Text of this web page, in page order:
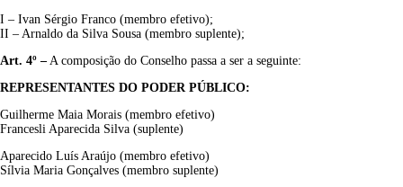
I – Ivan Sérgio Franco (membro efetivo);
II – Arnaldo da Silva Sousa (membro suplente);
Art. 4º – A composição do Conselho passa a ser a seguinte:
REPRESENTANTES DO PODER PÚBLICO:
Guilherme Maia Morais (membro efetivo)
Francesli Aparecida Silva (suplente)
Aparecido Luís Araújo (membro efetivo)
Sílvia Maria Gonçalves (membro suplente)